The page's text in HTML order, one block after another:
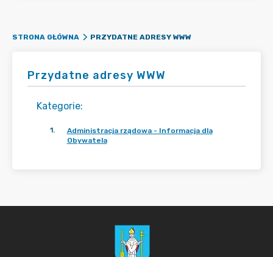
STRONA GŁÓWNA PRZYDATNE ADRESY WWW
Przydatne adresy WWW
Kategorie:
1.
Administracja rządowa - Informacja dla
Obywatela